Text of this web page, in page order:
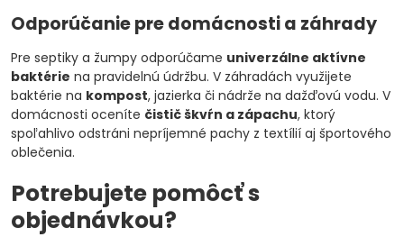
Odporúčanie pre domácnosti a záhrady
Pre septiky a žumpy odporúčame univerzálne aktívne
baktérie na pravidelnú údržbu. V záhradách využijete
baktérie na kompost, jazierka či nádrže na dažďovú vodu. V
domácnosti oceníte čistič škvŕn a zápachu, ktorý
spoľahlivo odstráni nepríjemné pachy z textílií aj športového
oblečenia.
Potrebujete pomôcť s
objednávkou?